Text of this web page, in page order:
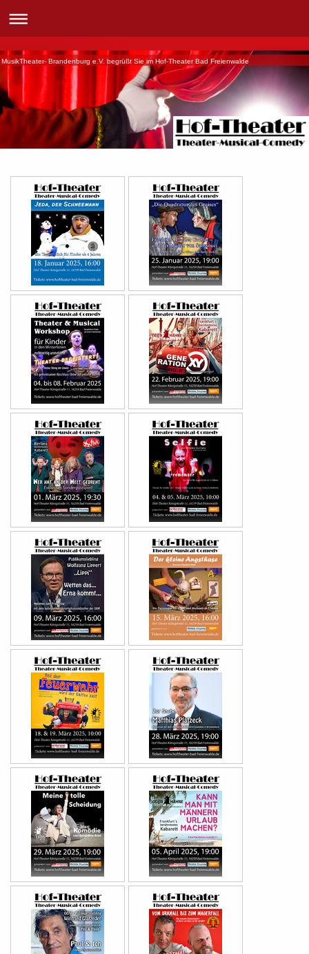
MusikTheater- Brandenburg e.V. begrüßt Sie im Hof-Theater Bad Freienwalde